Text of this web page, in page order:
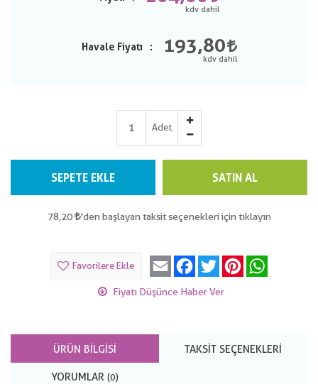
Havale Fiyatı 193,80
Adet
SEPETE EKLE SATIN AL
78,20 'den başlayan taksit seçenekleri için tıklayın
Favorilere Ekle Email Facebook
Twitter Pinterest
Fiyatı Düşünce Haber Ver
ÜRÜN BILGISI TAKSIT SEÇENEKLERI
YORUMLAR (0)